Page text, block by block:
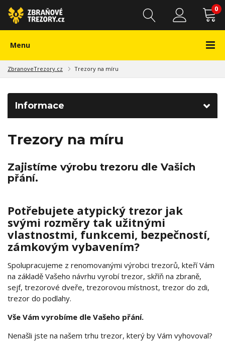
0
Menu
ZbranoveTrezory.cz Trezory na míru
Informace
Trezory na míru
Zajistíme výrobu trezoru dle Vašich
přání.
Potřebujete atypický trezor jak
svými rozměry tak užitnými
vlastnostmi, funkcemi, bezpečností,
zámkovým vybavením?
Spolupracujeme z renomovanými výrobci trezorů, kteří Vám
na základě Vašeho návrhu vyrobí trezor, skříň na zbraně,
sejf, trezorové dveře, trezorovou místnost, trezor do zdi,
trezor do podlahy.
Vše Vám vyrobíme dle Vašeho přání.
Nenašli jste na našem trhu trezor, který by Vám vyhovoval?